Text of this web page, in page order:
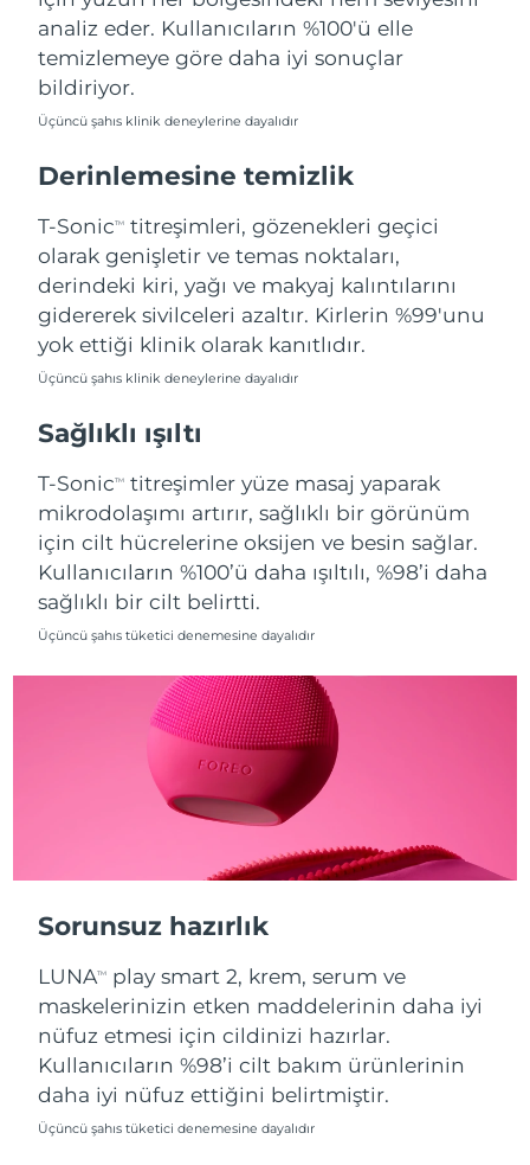
analiz eder. Kullanıcıların %100'ü elle
temizlemeye göre daha iyi sonuçlar
bildiriyor.
Üçüncü şahıs klinik deneylerine dayalıdır
Derinlemesine temizlik
T-SonicTM
titreşimleri, gözenekleri geçici
olarak genişletir ve temas noktaları,
derindeki kiri, yağı ve makyaj kalıntılarını
gidererek sivilceleri azaltır. Kirlerin %99'unu
yok ettiği klinik olarak kanıtlıdır.
Üçüncü şahıs klinik deneylerine dayalıdır
Sağlıklı ışıltı
T-SonicTM
titreşimler yüze masaj yaparak
mikrodolaşımı artırır, sağlıklı bir görünüm
için cilt hücrelerine oksijen ve besin sağlar.
Kullanıcıların %100’ü daha ışıltılı, %98’i daha
sağlıklı bir cilt belirtti.
Üçüncü şahıs tüketici denemesine dayalıdır
Sorunsuz hazırlık
LUNATM
play smart 2, krem, serum ve
maskelerinizin etken maddelerinin daha iyi
nüfuz etmesi için cildinizi hazırlar.
Kullanıcıların %98’i cilt bakım ürünlerinin
daha iyi nüfuz ettiğini belirtmiştir.
Üçüncü şahıs tüketici denemesine dayalıdır
Filipinler Tahmini teslim tarihi
Polonya
Portekiz
Porto Riko Tahmini teslim tarihi
Katar Tahmini teslim tarihi
Reunion Tahmini teslim tarihi
Romanya Tahmini teslim tarihi
Suudi Arabistan
Singapur Tahmini teslim tarihi 8/14/26
Slovakya Tahmini teslim tarihi 8/12/26
Slovenya Tahmini teslim tarihi
Tahmini teslim tarihi
Tahmini teslim tarihi
Tahmini teslim tarihi
Tahmini teslim tarihi8/12/26
İsviçre
Tayvan Tahmini teslim tarihi
Tayland Tahmini teslim tarihi
Türkiye
Birleşik Arap